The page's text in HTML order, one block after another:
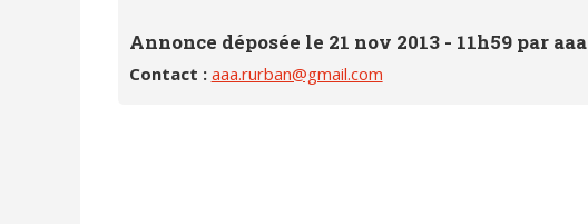
Annonce déposée le 21 nov 2013 - 11h59 par aaa
Contact : aaa.rurban@gmail.com